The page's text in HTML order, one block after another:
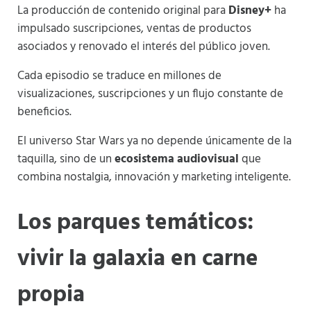
La producción de contenido original paraDisney+ha
impulsado suscripciones, ventas de productos
asociados y renovado el interés del público joven.
Cada episodio se traduce en millones de
visualizaciones, suscripciones y un flujo constante de
beneficios.
El universo Star Wars ya no depende únicamente de la
taquilla, sino de unecosistema audiovisualque
combina nostalgia, innovación y marketing inteligente.
Los parques temáticos:
vivir la galaxia en carne
propia